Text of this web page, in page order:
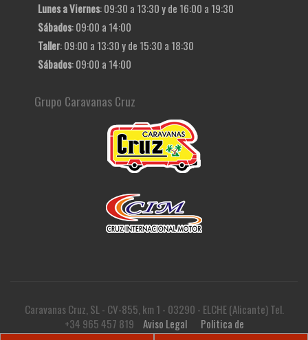
Lunes a Viernes: 09:30 a 13:30 y de 16:00 a 19:30
Sábados: 09:00 a 14:00
Taller: 09:00 a 13:30 y de 15:30 a 18:30
Sábados: 09:00 a 14:00
Grupo Caravanas Cruz
Caravanas Cruz, SL - CV-855, km 1 - 03290 - ELCHE (Alicante) Tel.
+34 965 457 819
Aviso Legal
Politica de